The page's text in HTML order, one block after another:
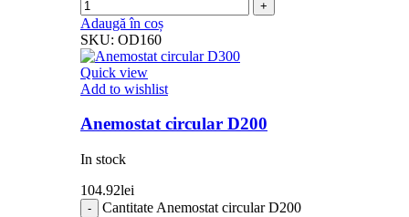
Adaugă în coș
SKU: OD160
Quick view
Add to wishlist
Anemostat circular D200
In stock
104.92lei
Cantitate Anemostat circular D200